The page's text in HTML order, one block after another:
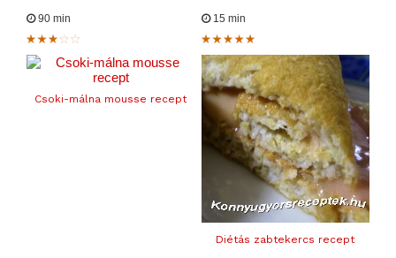
90 min
Csoki-málna mousse recept
15 min
Diétás zabtekercs recept